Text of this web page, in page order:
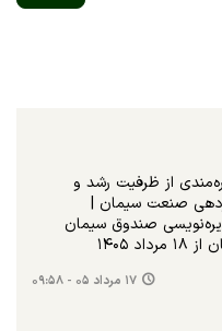
از ظرفیت رشد و
صنعت سیمان |
صندوق سیمان
مرداد ۱۴۰۵
۱۷ مرداد ۰۵ - ۰۹:۵۸